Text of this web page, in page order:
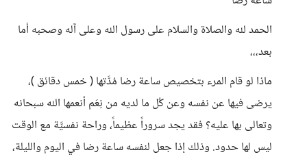
الحمد لله والصلاة والسلام على رسول الله وعلى آله وصحبه أما
بعد،،،
ماذا لو قام المرء بتخصيص ساعة رضا مُدَّتها ( خمس دقائق )،
يرضى فيها عن نفسه وعن كُل ما لديه من نِعَم أنعمها الله سبحانه
وتعالى بها عليه؟ فقد يجد سروراً عظيماً، وراحة نفسيَّة مع الوقت
ليس لها حدود. وذلك إذا جعل لنفسه ساعة رضا في اليوم والليلة،